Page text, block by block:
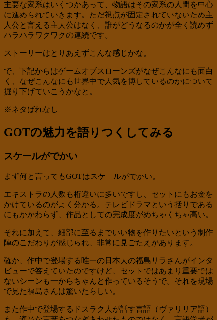
主要な家系はいくつかあって、物語はその家系の人間を中心
に進められていきます。ただ視点が固定されていないため主
人公と言える主人公はなく、誰がどうなるのかが全く読めず
ハラハラワクワクの連続です。
ストーリーはとりあえずこんな感じかな。
で、下記からはゲームオブスローンズがなぜこんなにも面白
く、なぜこんなにも世界中で人気を博しているのかについて
掘り下げていこうかなと。
※ネタばれなし
GOTの魅力を語りつくしてみる
スケールがでかい
まず何と言ってもGOTはスケールがでかい。
エキストラの人数も桁違いに多いですし、セットにもお金を
かけているのがよく分かる。テレビドラマという括りである
にもかかわらず、作品としての完成度がめちゃくちゃ高い。
それに加えて、細部に至るまでいい物を作りたいという制作
陣のこだわりが感じられ、非常に見ごたえがあります。
確か、作中で登場する唯一の日本人の福島リラさんがインタ
ビューで答えていたのですけど、セットではあまり重要では
ないシーンも一からちゃんと作っているそうで。それを現場
で見た福島さんは驚いたらしい。
また作中で登場するドスラク人が話す言語（ヴァリリア語）